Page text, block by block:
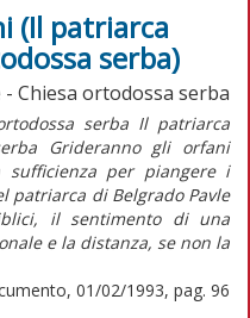
(Il patriarca
serba)
- Chiesa ortodossa serba
serba Il patriarca
Grideranno gli orfani
per piangere i
patriarca di Belgrado Pavle
il sentimento di una
e la distanza, se non la
01/02/1993, pag. 96